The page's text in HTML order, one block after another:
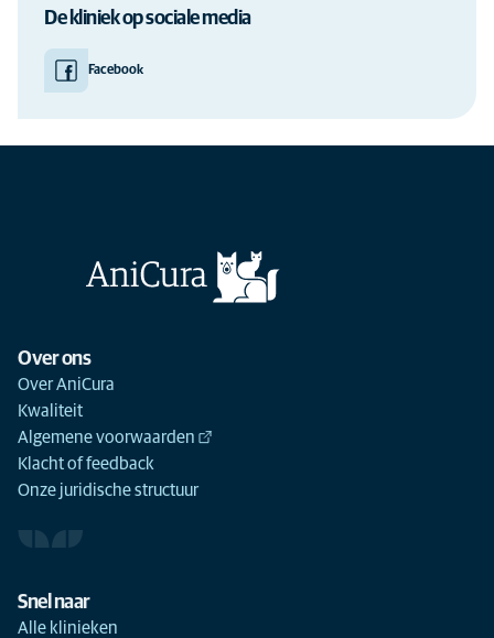
De kliniek op sociale media
Facebook
Over ons
Over AniCura
Kwaliteit
Algemene voorwaarden
Klacht of feedback
Onze juridische structuur
Snel naar
Alle klinieken